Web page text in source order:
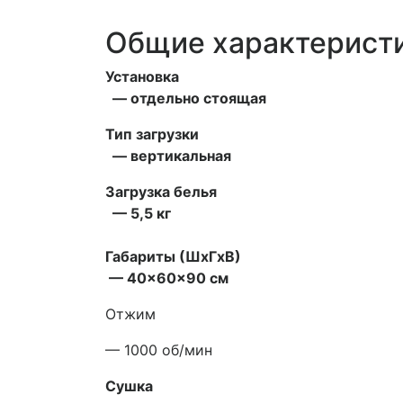
Общие
Установка
— отдельно стоящая
Тип загрузки
— вертикальная
Загрузка белья
— 5,5 кг
Габариты (ШxГxВ)
— 40x60x90 см
Отжим
— 1000 об/мин
Сушка